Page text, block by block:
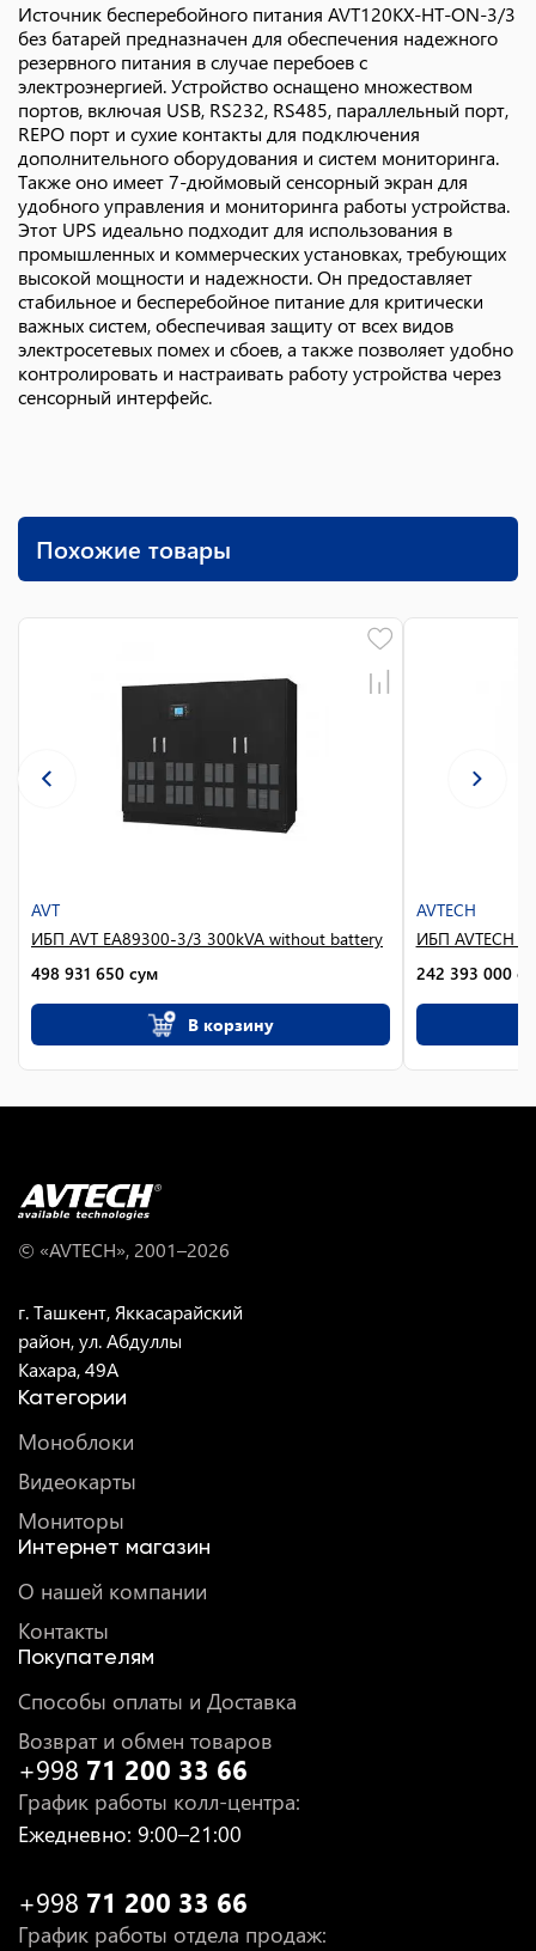
Источник бесперебойного питания AVT120KX-HT-ON-3/3
без батарей предназначен для обеспечения надежного
резервного питания в случае перебоев с
электроэнергией. Устройство оснащено множеством
портов, включая USB, RS232, RS485, параллельный порт,
REPO порт и сухие контакты для подключения
дополнительного оборудования и систем мониторинга.
Также оно имеет 7-дюймовый сенсорный экран для
удобного управления и мониторинга работы устройства.
Этот UPS идеально подходит для использования в
промышленных и коммерческих установках, требующих
высокой мощности и надежности. Он предоставляет
стабильное и бесперебойное питание для критически
важных систем, обеспечивая защиту от всех видов
электросетевых помех и сбоев, а также позволяет удобно
контролировать и настраивать работу устройства через
сенсорный интерфейс.
Похожие товары
AVT
ИБП AVT EA89300-3/3 300kVA without battery
498 931 650 сум
В корзину
AVTECH
ИБП AVTECH
242 393 000
© «AVTECH», 2001–2026
г. Ташкент, Яккасарайский
район, ул. Абдуллы
Кахара, 49A
Категории
Моноблоки
Видеокарты
Мониторы
Интернет магазин
О нашей компании
Контакты
Покупателям
Способы оплаты и Доставка
Возврат и обмен товаров
+998 71 200 33 66
График работы колл-центра:
Ежедневно: 9:00–21:00
+998 71 200 33 66
График работы отдела продаж: